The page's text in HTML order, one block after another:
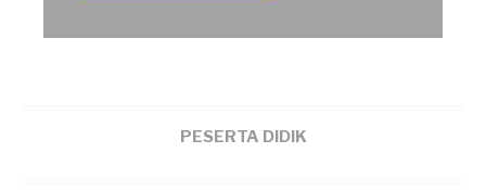
PESERTA DIDIK